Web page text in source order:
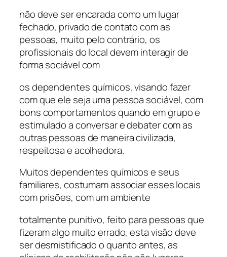
não deve ser encarada como um lugar
fechado, privado de contato com as
pessoas, muito pelo contrário, os
profissionais do local devem interagir de
forma sociável com
os dependentes químicos, visando fazer
com que ele seja uma pessoa sociável, com
bons comportamentos quando em grupo e
estimulado a conversar e debater com as
outras pessoas de maneira civilizada,
respeitosa e acolhedora.
Muitos dependentes químicos e seus
familiares, costumam associar esses locais
com prisões, com um ambiente
totalmente punitivo, feito para pessoas que
fizeram algo muito errado, esta visão deve
ser desmistificado o quanto antes, as